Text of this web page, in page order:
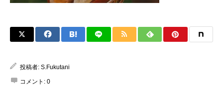
投稿者: S.Fukutani
コメント: 0